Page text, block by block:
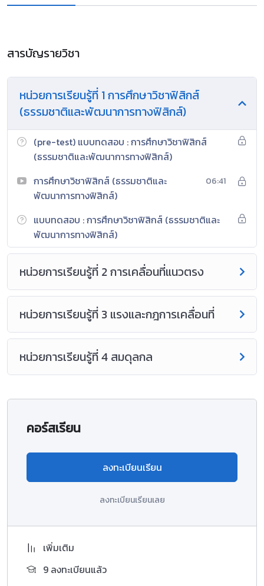
สารบัญรายวิชา
หน่วยการเรียนรู้ที่ 1 การศึกษาวิชาฟิสิกส์
(ธรรมชาติและพัฒนาการทางฟิสิกส์)
(pre-test) แบบทดสอบ : การศึกษาวิชาฟิสิกส์
(ธรรมชาติและพัฒนาการทางฟิสิกส์)
การศึกษาวิชาฟิสิกส์ (ธรรมชาติและ
พัฒนาการทางฟิสิกส์)
06:41
แบบทดสอบ : การศึกษาวิชาฟิสิกส์ (ธรรมชาติและ
พัฒนาการทางฟิสิกส์)
หน่วยการเรียนรู้ที่ 2 การเคลื่อนที่แนวตรง
หน่วยการเรียนรู้ที่ 3 แรงและกฎการเคลื่อนที่
หน่วยการเรียนรู้ที่ 4 สมดุลกล
คอร์สเรียน
ลงทะเบียนเรียน
ลงทะเบียนเรียนเลย
เพิ่มเติม
9 ลงทะเบียนแล้ว